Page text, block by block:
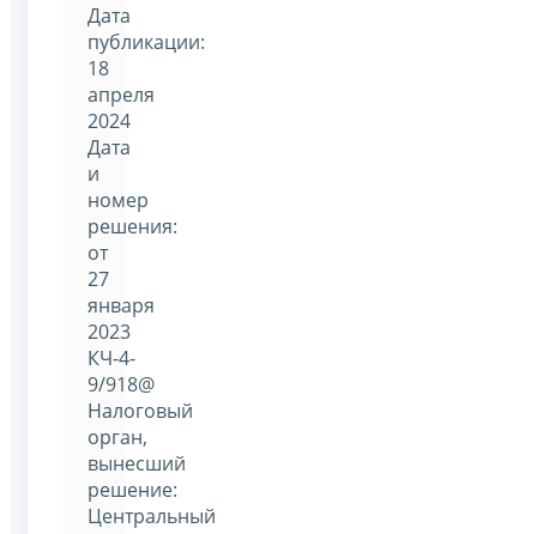
Дата
публикации:
18
апреля
2024
Дата
и
номер
решения:
от
27
января
2023
КЧ-4-
9/918@
Налоговый
орган,
вынесший
решение:
Центральный